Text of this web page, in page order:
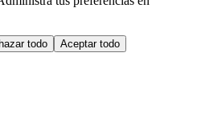
todo Aceptar todo